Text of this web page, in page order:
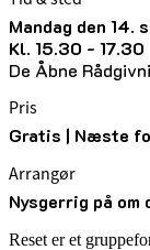
mandag den
kl. 15.30 - 17.30
De Åbne
Pris
Gratis | Næste
Arrangør
Nysgerrig på
Reset er et